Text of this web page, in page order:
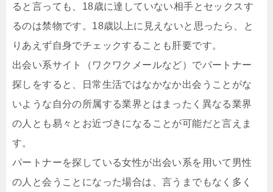
ると言っても、18歳に達していない相手とセックスす
るのは禁物です。18歳以上に見えないと思ったら、と
りあえず自身でチェックすることも肝要です。
出会い系サイト（ワクワクメールなど）でパートナー
探しをすると、日常生活ではなかなか出会うことがな
いような自分の所属する業界とはまったく異なる業界
の人とも易々とお近づきになることが可能だと言えま
す。
パートナーを探している女性が出会い系を用いて男性
の人と会うことになった場合は、言うまでもなく多く